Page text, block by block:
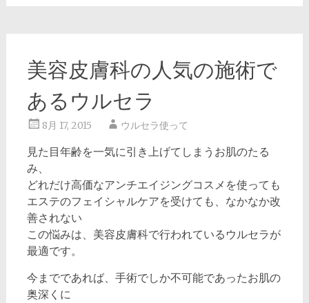
美容皮膚科の人気の施術で
あるウルセラ
8月 17, 2015 ウルセラ使って
見た目年齢を一気に引き上げてしまうお肌のたる
み、
どれだけ高価なアンチエイジングコスメを使っても
エステのフェイシャルケアを受けても、なかなか改
善されない
この悩みは、美容皮膚科で行われているウルセラが
最適です。
今までであれば、手術でしか不可能であったお肌の
奥深くに